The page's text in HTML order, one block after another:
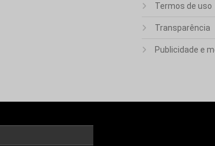
Termos de uso
Transparência
Publicidade e